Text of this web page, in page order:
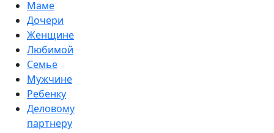
Маме
Дочери
Женщине
Любимой
Семье
Мужчине
Ребенку
Деловому
партнеру